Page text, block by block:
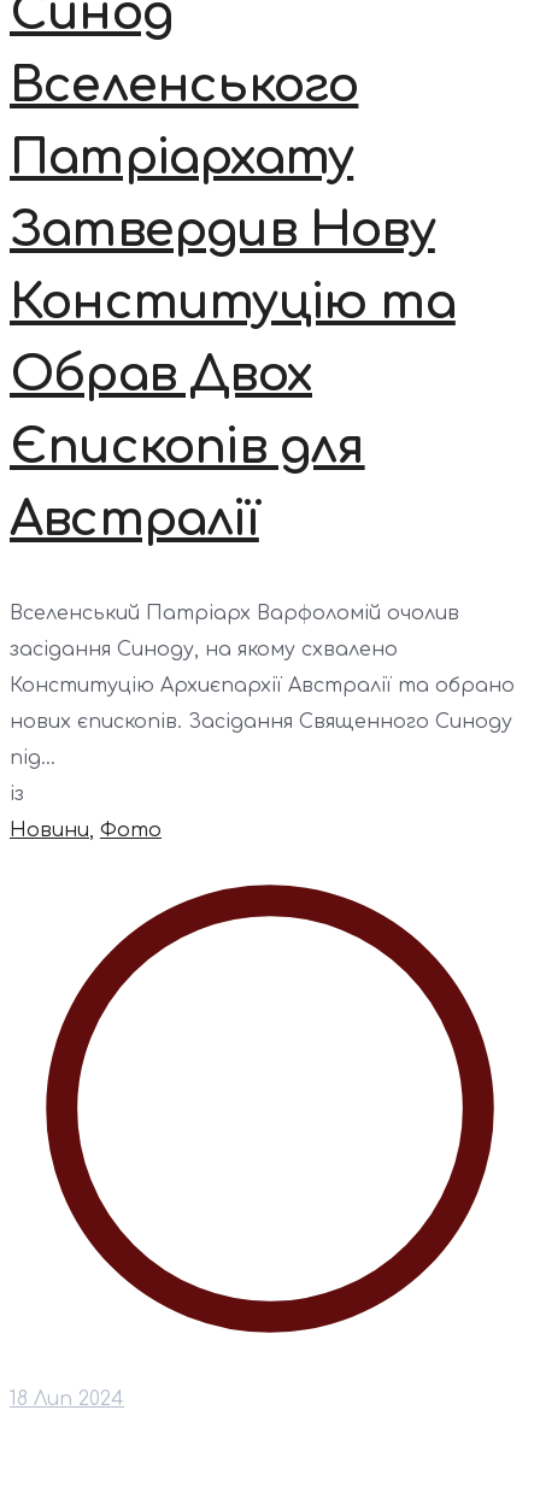
Синод
Вселенського
Патріархату
Затвердив Нову
Конституцію та
Обрав Двох
Єпископів для
Австралії
Вселенський Патріарх Варфоломій очолив
засідання Синоду, на якому схвалено
Конституцію Архиєпархії Австралії та обрано
нових єпископів. Засідання Священного Синоду
під...
із
Новини, Фото
18 Лип 2024